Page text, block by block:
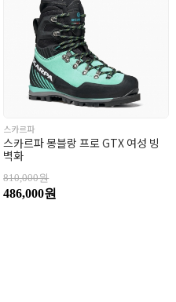
스카르파
스카르파 몽블랑 프로 GTX 여성 빙
벽화
810,000원
486,000원